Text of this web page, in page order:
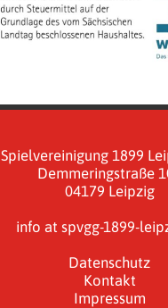
Spielvereinigung 1899
Demmeringstraße
04179 Leipzig
info at spvgg-1899-
Datenschutz
Kontakt
Impressum